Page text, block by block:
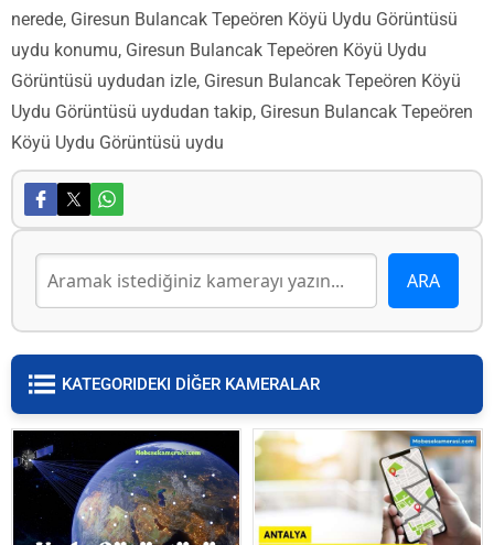
nerede, Giresun Bulancak Tepeören Köyü Uydu Görüntüsü
uydu konumu, Giresun Bulancak Tepeören Köyü Uydu
Görüntüsü uydudan izle, Giresun Bulancak Tepeören Köyü
Uydu Görüntüsü uydudan takip, Giresun Bulancak Tepeören
Köyü Uydu Görüntüsü uydu
KATEGORIDEKI DİĞER KAMERALAR